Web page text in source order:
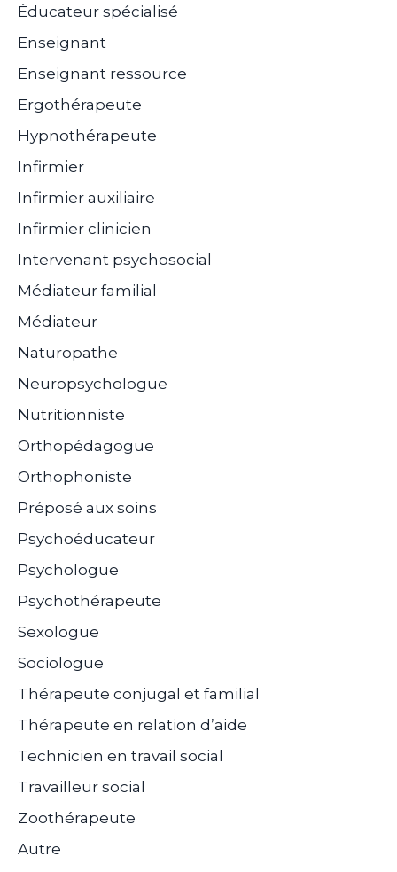
Éducateur spécialisé
Enseignant
Enseignant ressource
Ergothérapeute
Hypnothérapeute
Infirmier
Infirmier auxiliaire
Infirmier clinicien
Intervenant psychosocial
Médiateur familial
Médiateur
Naturopathe
Neuropsychologue
Nutritionniste
Orthopédagogue
Orthophoniste
Préposé aux soins
Psychoéducateur
Psychologue
Psychothérapeute
Sexologue
Sociologue
Thérapeute conjugal et familial
Thérapeute en relation d’aide
Technicien en travail social
Travailleur social
Zoothérapeute
Autre